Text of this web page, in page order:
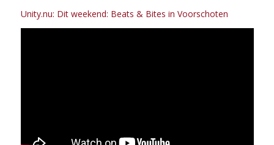
Unity.nu: Dit weekend: Beats & Bites in Voorschoten